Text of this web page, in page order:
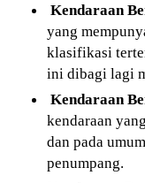
Kendaraan
yang
klasifikasi
ini dibagi lagi
Kendaraan
kendaraan
dan pada
penumpang.